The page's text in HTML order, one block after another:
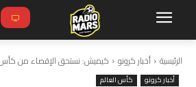
الرئيسية أخبار كرونو كيميش: نستحق الإقصاء من كأس
أخبار كرونو كأس العالم